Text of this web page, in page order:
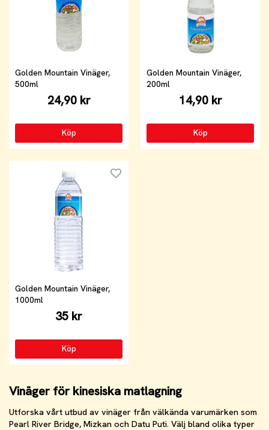
Golden Mountain Vinäger,
500ml
24,90 kr
Köp
Golden Mountain Vinäger,
200ml
14,90 kr
Köp
Golden Mountain Vinäger,
1000ml
35 kr
Köp
Vinäger för kinesiska matlagning
Utforska vårt utbud av vinäger från välkända varumärken som
Pearl River Bridge, Mizkan och Datu Puti. Välj bland olika typer